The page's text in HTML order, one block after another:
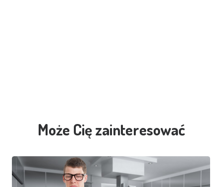
Może Cię zainteresować